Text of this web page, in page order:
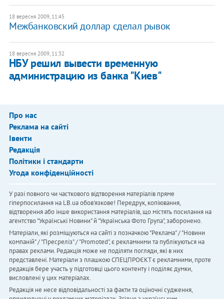
18 вересня 2009, 11:45
Межбанковский доллар сделал рывок
18 вересня 2009, 11:32
НБУ решил вывести временную
администрацию из банка "Киев"
Про нас
Реклама на сайті
Івенти
Редакція
Політики і стандарти
Угода конфіденційності
У разі повного чи часткового відтворення матеріалів пряме
гіперпосилання на LB.ua обов'язкове! Передрук, копіювання,
відтворення або інше використання матеріалів, що містять посилання на
агентство "Українськi Новини" й "Українська Фото Група", заборонено.
Матеріали, які розміщуються на сайті з позначкою "Реклама" / "Новини
компаній" / "Пресреліз" / "Promoted", є рекламними та публікуються на
правах реклами. Редакція може не поділяти погляди, які в них
представлені. Матеріали з плашкою СПЕЦПРОЄКТ є рекламними, проте
редакція бере участь у підготовці цього контенту і поділяє думки,
висловлені у цих матеріалах.
Редакція не несе відповідальності за факти та оціночні судження,